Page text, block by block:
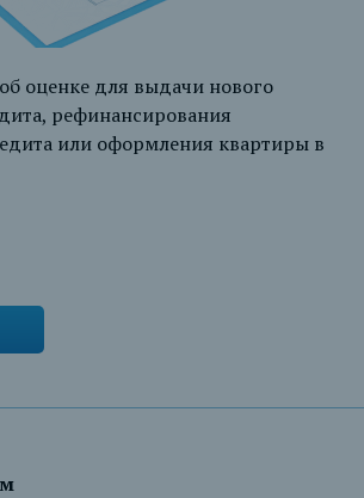
оценке для выдачи нового
рефинансирования
или оформления квартиры в